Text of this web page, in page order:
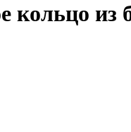
кольцо из